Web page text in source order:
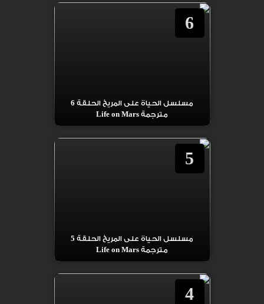
6
مسلسل الحياة على المريخ الحلقة 6
مترجمة Life on Mars
5
مسلسل الحياة على المريخ الحلقة 5
مترجمة Life on Mars
4